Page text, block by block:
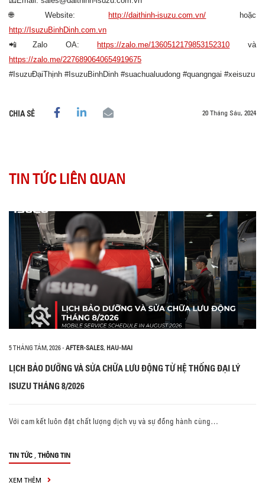
🌐 Website: http://daithinh-isuzu.com.vn/ hoặc
http://IsuzuBinhDinh.com.vn
📲 Zalo OA: https://zalo.me/1360512179853152310 và
https://zalo.me/2276890640654919675
#IsuzuĐạiThịnh #IsuzuBinhDinh #suachualuudong #quangngai #xeisuzu
CHIA SẺ 20 Tháng Sáu, 2024
TIN TỨC LIÊN QUAN
5 THÁNG TÁM, 2026- AFTER-SALES, HAU-MAI
LỊCH BẢO DƯỠNG VÀ SỬA CHỮA LƯU ĐỘNG TỪ HỆ THỐNG ĐẠI LÝ
ISUZU THÁNG 8/2026
Với cam kết luôn đặt chất lượng dịch vụ và sự đồng hành cùng…
TIN TỨC , THÔNG TIN
XEM THÊM